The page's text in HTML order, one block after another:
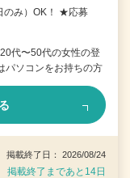
のみ）OK！ ★応募
代〜50代の女性の登
ソコンをお持ちの方
載終了日： 2026/08/24
掲載終了まであと14日